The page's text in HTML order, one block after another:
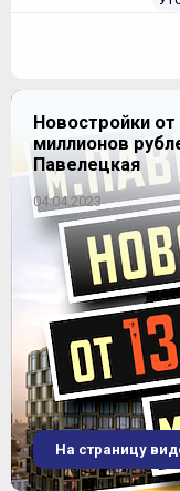
70,3-70,3 м2
4-
Продано
Новостройки от
миллионов
Павелецкая
04.04.2023
На страницу